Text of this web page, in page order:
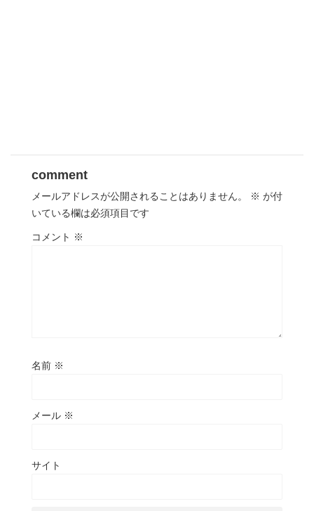
comment
メールアドレスが公開されることはありません。 ※ が付
いている欄は必須項目です
コメント ※
名前 ※
メール ※
サイト